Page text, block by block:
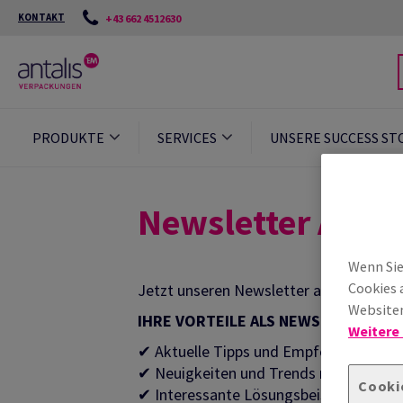
KONTAKT +43 662 4512630
PRODUKTE SERVICES UNSERE SUCCESS
Newsletter
Jetzt unseren Newsletter abonnieren
IHRE VORTEILE ALS NEWSLETTER-
✔ Aktuelle Tipps und Empfehlungen
✔ Neuigkeiten und Trends rund ums
✔ Interessante Lösungsbeispiele aus
Wenn
Cookies